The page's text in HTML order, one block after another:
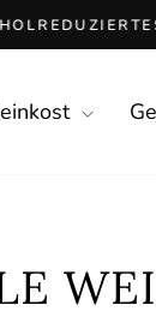
Pause